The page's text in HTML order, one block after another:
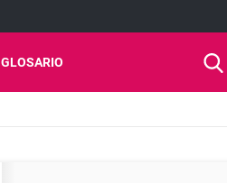
GLOSARIO